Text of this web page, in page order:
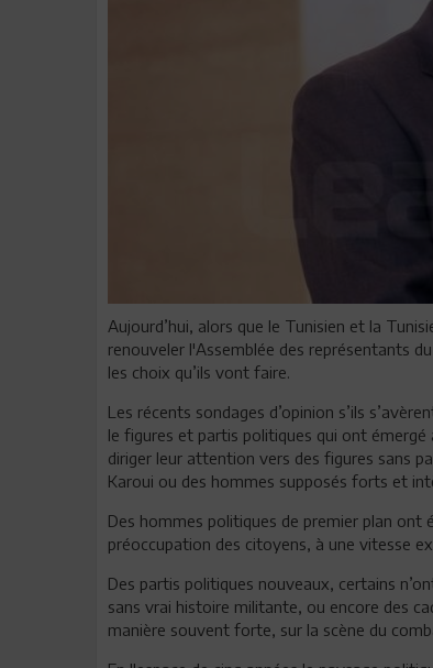
Aujourd’hui, alors que le Tunisien et la
renouveler l'Assemblée des représentants
les choix qu’ils vont faire.
Les récents sondages d’opinion s’ils
le figures et partis politiques qui ont
diriger leur attention vers des figures sans
Karoui ou des hommes supposés forts et
Des hommes politiques de premier plan ont
préoccupation des citoyens, à une vitesse
Des partis politiques nouveaux, certains
sans vrai histoire militante, ou encore des
manière souvent forte, sur la scène du